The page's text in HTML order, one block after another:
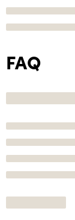
FAQ